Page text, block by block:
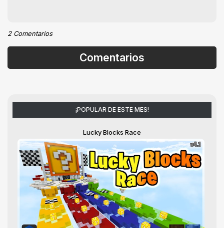
2 Comentarios
Comentarios
¡POPULAR DE ESTE MES!
Lucky Blocks Race